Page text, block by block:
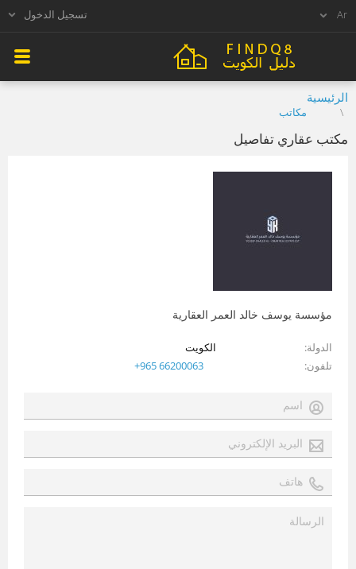
تسجيل الدخول
الرئيسية
مكاتب
مكتب عقاري تفاصيل
مؤسسة يوسف خالد العمر العقارية
الدولة
الكويت
تلفون
+965 66200063